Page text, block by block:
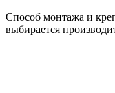
Способ монтажа и
выбирается